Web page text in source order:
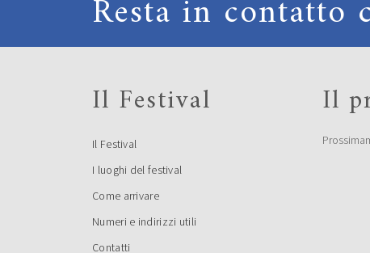
Resta in contatto
Il Festival
Il Festival
I luoghi del festival
Come arrivare
Numeri e indirizzi utili
Contatti
Il